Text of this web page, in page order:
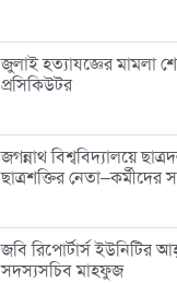
জুলাই হত্যাযজ্ঞের মামলা
প্রসিকিউটর
জগন্নাথ বিশ্ববিদ্যালয়ে
ছাত্রশক্তির নেতা–কর্মীদের
জবি রিপোর্টার্স ইউনিটির
সদস্যসচিব মাহফুজ